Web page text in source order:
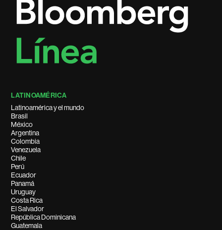
LATINOAMÉRICA
Latinoamérica y el mundo
Brasil
México
Argentina
Colombia
Venezuela
Chile
Perú
Ecuador
Panamá
Uruguay
Costa Rica
El Salvador
República Dominicana
Guatemala